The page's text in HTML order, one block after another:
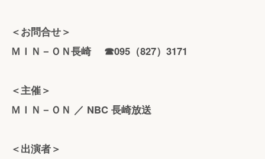
＜お問合せ＞
ＭＩＮ－ＯＮ長崎 ☎095（827）3171
＜主催＞
ＭＩＮ－ＯＮ ／ NBC 長崎放送
＜出演者＞